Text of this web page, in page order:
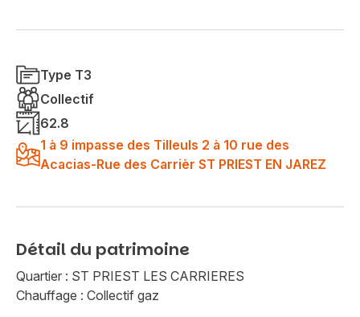
Type T3
Collectif
62.8
1 à 9 impasse des Tilleuls 2 à 10 rue des
Acacias-Rue des Carrièr ST PRIEST EN JAREZ
Détail du patrimoine
Quartier : ST PRIEST LES CARRIERES
Chauffage : Collectif gaz